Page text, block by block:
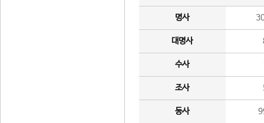
명사
대명사
수사
조사
동사